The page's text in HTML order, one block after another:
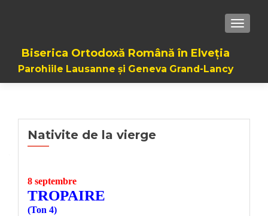
Biserica Ortodoxă Română în Elveția
Parohiile Lausanne și Geneva Grand-Lancy
Nativite de la vierge
8 septembre
TROPAIRE
(Ton 4)